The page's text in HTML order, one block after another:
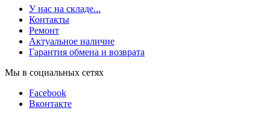
У нас на складе...
Контакты
Ремонт
Актуальное наличие
Гарантия обмена и возврата
Мы в социальных сетях
Facebook
Вконтакте